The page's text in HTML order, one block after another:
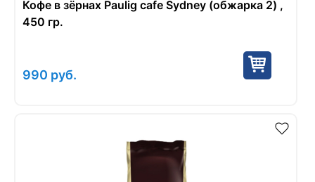
Кофе в зёрнах Paulig cafe Sydney (обжарка 2) ,
450 гр.
990 руб.